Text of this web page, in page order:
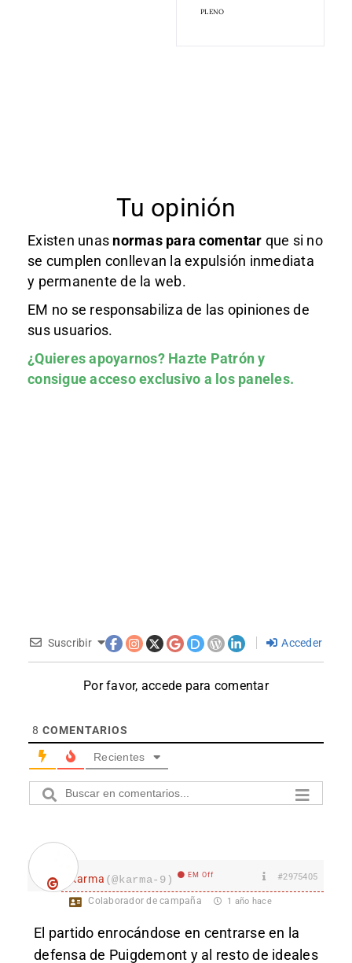
PLENO
Tu opinión
Existen unas normas para comentar que si no
se cumplen conllevan la expulsión inmediata
y permanente de la web.
EM no se responsabiliza de las opiniones de
sus usuarios.
¿Quieres apoyarnos? Hazte Patróny
consigue acceso exclusivo a los paneles.
Suscribir Acceder
Por favor, accede para comentar
8 COMENTARIOS
Recientes
karma (@karma-9) EM Off #2975405
Colaborador de campaña 1 año hace
El partido enrocándose en centrarse en la
defensa de Puigdemont y al resto de ideales